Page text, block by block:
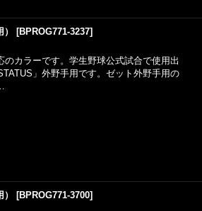
[BPROG771-3237]
のカラーです。学生野球公式試合で使用出
」外野手用です。ゼット外野手用の
[BPROG771-3700]